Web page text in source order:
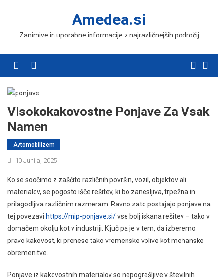
Amedea.si
Zanimive in uporabne informacije z najrazličnejših področij
Visokokakovostne Ponjave Za Vsak
Namen
Avtomobilizem
10 Junija, 2025
Ko se soočimo z zaščito različnih površin, vozil, objektov ali
materialov, se pogosto išče rešitev, ki bo zanesljiva, trpežna in
prilagodljiva različnim razmeram. Ravno zato postajajo ponjave na
tej povezavi https://mip-ponjave.si/vse bolj iskana rešitev – tako v
domačem okolju kot v industriji. Ključ pa je v tem, da izberemo
pravo kakovost, ki prenese tako vremenske vplive kot mehanske
obremenitve.
Ponjave iz kakovostnih materialov so nepogrešljive v številnih